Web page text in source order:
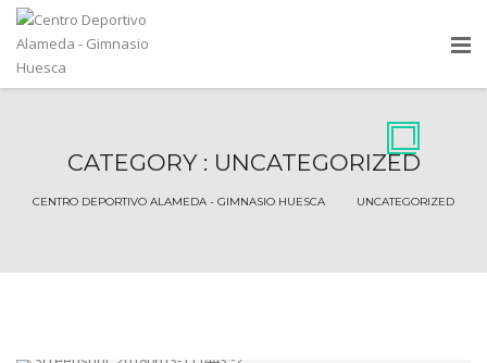
CATEGORY : UNCATEGORIZED
CENTRO DEPORTIVO ALAMEDA - GIMNASIO HUESCA